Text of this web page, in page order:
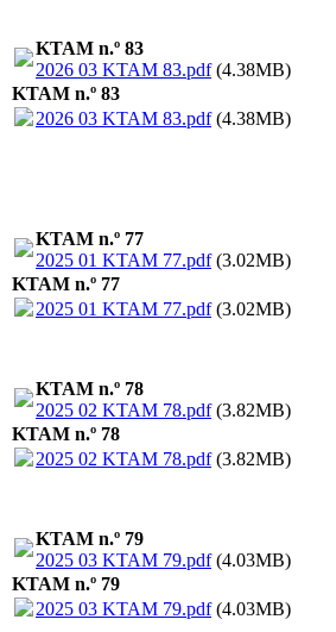
KTAM n.º 83
2026 03 KTAM 83.pdf(4.38MB)
KTAM n.º 83
2026 03 KTAM 83.pdf(4.38MB)
KTAM n.º 77
2025 01 KTAM 77.pdf(3.02MB)
KTAM n.º 77
2025 01 KTAM 77.pdf(3.02MB)
KTAM n.º 78
2025 02 KTAM 78.pdf(3.82MB)
KTAM n.º 78
2025 02 KTAM 78.pdf(3.82MB)
KTAM n.º 79
2025 03 KTAM 79.pdf(4.03MB)
KTAM n.º 79
2025 03 KTAM 79.pdf(4.03MB)